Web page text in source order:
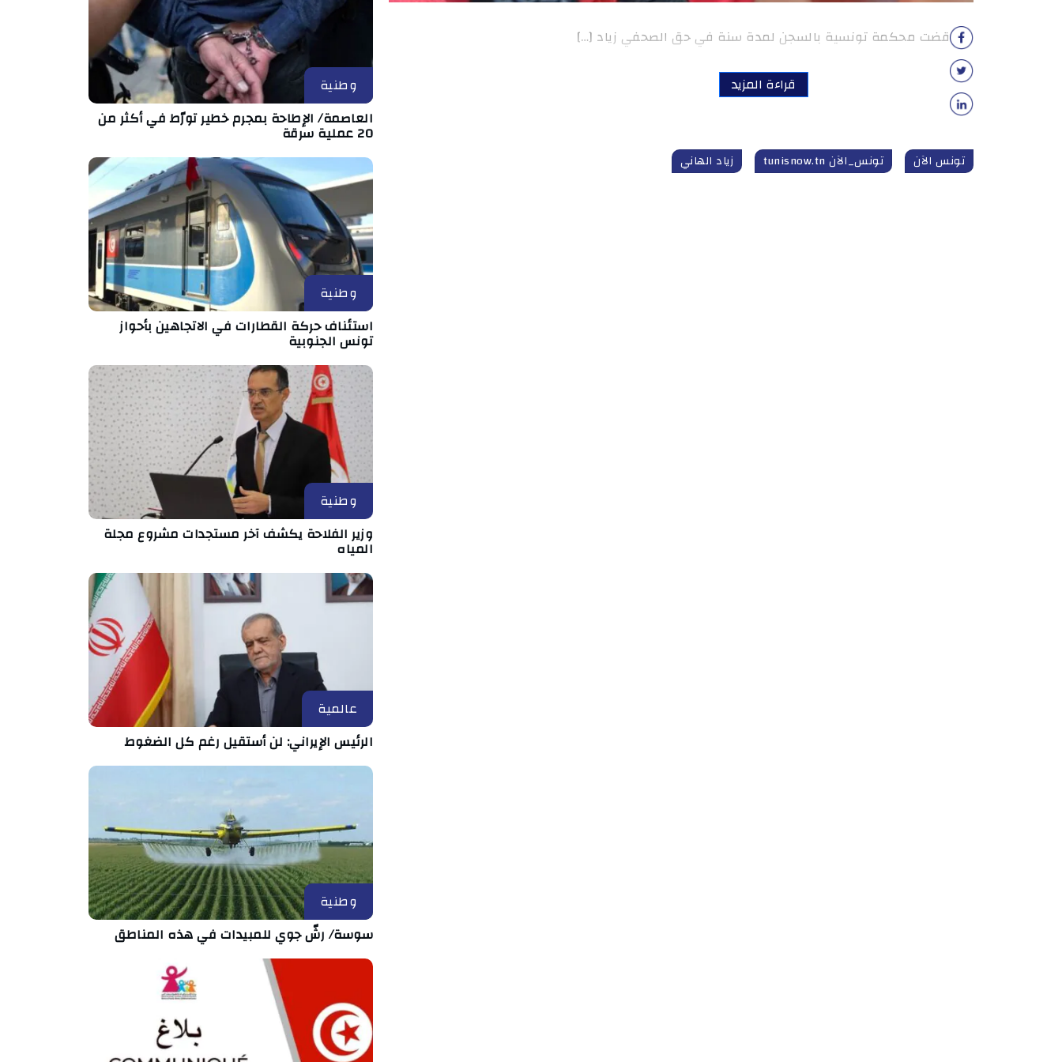
قضت محكمة تونسية بالسجن لمدة سنة في حق الصحفي زياد […]
قراءة المزيد
تونس الآن تونس_الآن tunisnow.tn زياد الهاني
وطنية
العاصمة/ الإطاحة بمجرم خطير تورّط في أكثر من
20 عملية سرقة
وطنية
استئناف حركة القطارات في الاتجاهين بأحواز
تونس الجنوبية
وطنية
وزير الفلاحة يكشف آخر مستجدات مشروع مجلة
المياه
عالمية
الرئيس الإيراني: لن أستقيل رغم كل الضغوط
وطنية
سوسة/ رشّ جوي للمبيدات في هذه المناطق